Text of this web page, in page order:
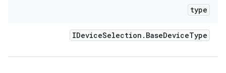
type
IDeviceSelection . BaseDeviceType